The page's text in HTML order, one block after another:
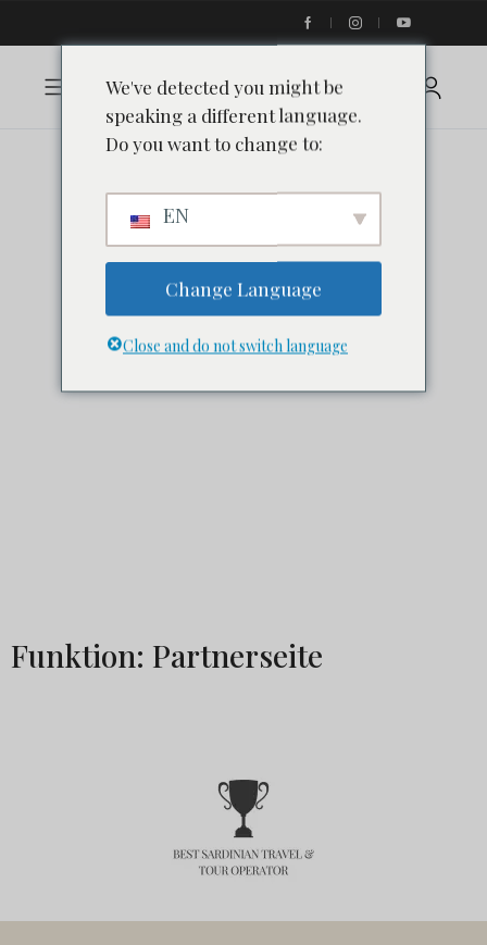
Funktion: Partnerseite
We've detected you might be
speaking a different language.
Do you want to change to:
EN
Change Language
Close and do not switch language